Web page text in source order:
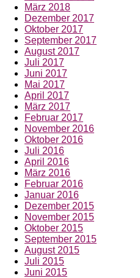
März 2018
Dezember 2017
Oktober 2017
September 2017
August 2017
Juli 2017
Juni 2017
Mai 2017
April 2017
März 2017
Februar 2017
November 2016
Oktober 2016
Juli 2016
April 2016
März 2016
Februar 2016
Januar 2016
Dezember 2015
November 2015
Oktober 2015
September 2015
August 2015
Juli 2015
Juni 2015